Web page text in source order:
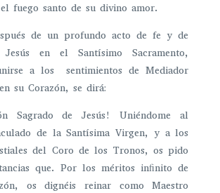
fuego santo de su divino amor.
un profundo acto de fe y de
en el Santísimo Sacramento,
a los sentimientos de Mediador
su Corazón, se dirá:
Sagrado de Jesús! Uniéndome al
de la Santísima Virgen, y a los
del Coro de los Tronos, os pido
que. Por los méritos inﬁnito de
os dignéis reinar como Maestro